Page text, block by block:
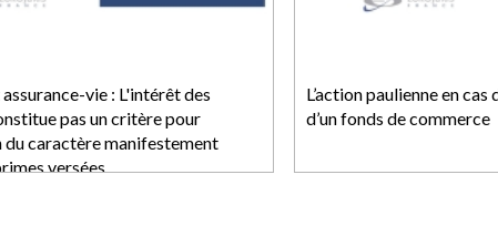
vie : L'intérêt des
pas un critère pour
caractère manifestement
versées
L’action paulienne en
d’un fonds de commerce